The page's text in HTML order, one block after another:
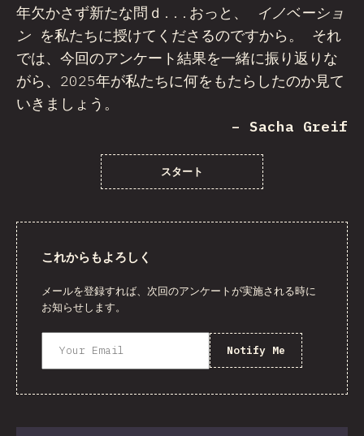
年欠かさず新たな問ｄ...おっと、
イノベーショ
ン を私たちに授けてくださるのですから。 それ
では、今回のアンケート結果を一緒に振り返りな
がら、2025年が私たちに何をもたらしたのか見て
いきましょう。
– Sacha Greif
スタート
これからもよろしく
メールを登録すれば、次回のアンケートが実施される時に
お知らせします。
Notify Me